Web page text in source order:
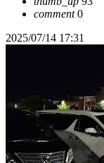
comment0
2025/07/14 17:31